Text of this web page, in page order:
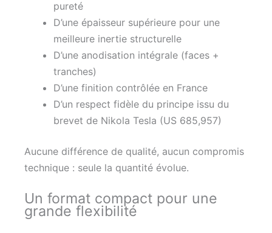
pureté
D’une épaisseur supérieure pour une
meilleure inertie structurelle
D’une anodisation intégrale (faces +
tranches)
D’une finition contrôlée en France
D’un respect fidèle du principe issu du
brevet de Nikola Tesla (US 685,957)
Aucune différence de qualité, aucun compromis
technique : seule la quantité évolue.
Un format compact pour une
grande flexibilité